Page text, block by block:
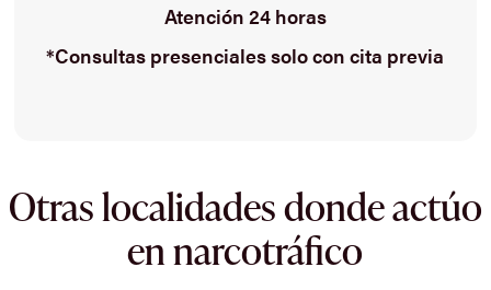
Atención 24 horas
*Consultas presenciales solo con cita previa
Otras localidades donde actúo
en narcotráfico